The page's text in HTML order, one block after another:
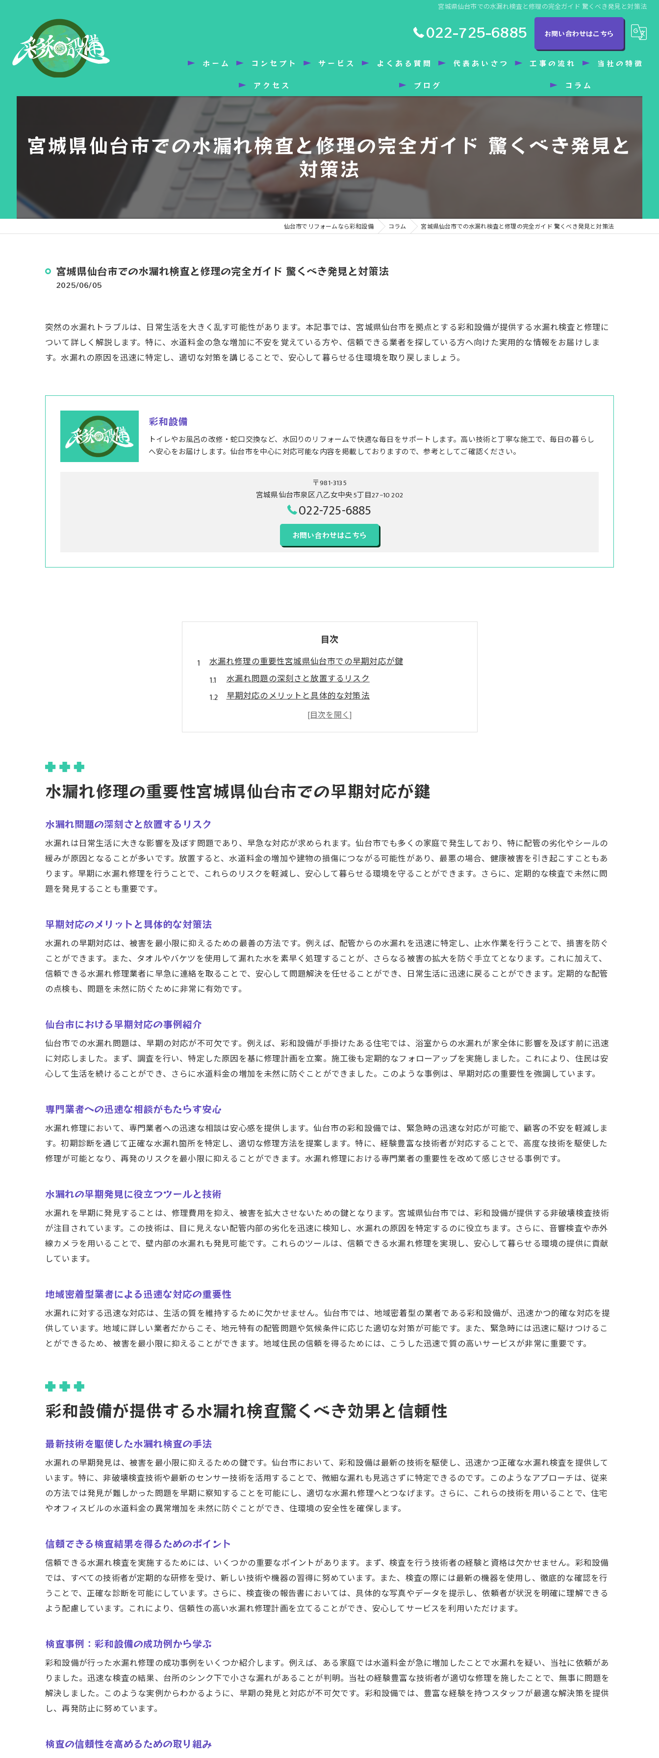
宮城県仙台市での水漏れ検査と修理の完全ガイド 驚くべき発見と対策法
022-725-6885 お問い合わせはこちら
ホーム コンセプト サービス よくある質問 代表あいさつ 工事の流れ 当社の特徴
トイレ
水漏れ
アクセス ブログ コラム
宮城県仙台市での水漏れ検査と修理の完全ガイド 驚くべき発見と
対策法
仙台市でリフォームなら彩和設備 コラム 宮城県仙台市での水漏れ検査と修理の完全ガイド 驚くべき発見と対策法
宮城県仙台市での水漏れ検査と修理の完全ガイド 驚くべき発見と対策法
2025/06/05
突然の水漏れトラブルは、日常生活を大きく乱す可能性があります。本記事では、宮城県仙台市を拠点とする彩和設備が提供する水漏れ検査と修理に
ついて詳しく解説します。特に、水道料金の急な増加に不安を覚えている方や、信頼できる業者を探している方へ向けた実用的な情報をお届けしま
す。水漏れの原因を迅速に特定し、適切な対策を講じることで、安心して暮らせる住環境を取り戻しましょう。
彩和設備
トイレやお風呂の改修・蛇口交換など、水回りのリフォームで快適な毎日をサポートします。高い技術と丁寧な施工で、毎日の暮らし
へ安心をお届けします。仙台市を中心に対応可能な内容を掲載しておりますので、参考としてご確認ください。
〒981-3135
宮城県仙台市泉区八乙女中央5丁目27−10 202
022-725-6885
お問い合わせはこちら
目次
水漏れ修理の重要性宮城県仙台市での早期対応が鍵
水漏れ問題の深刻さと放置するリスク
早期対応のメリットと具体的な対策法
仙台市における早期対応の事例紹介
専門業者への迅速な相談がもたらす安心
彩和設備が提供する水漏れ検査驚くべき効果と信頼性
最新技術を駆使した水漏れ検査の手法
検査の信頼性を高めるための取り組み
お客様の安心感を支える技術とサービス
水漏れチェックに必要な道具と準備
チェックがもたらす予防効果と安心感
気になるポイントを見逃さないコツ
DIY水漏れチェックでの注意点
水道料金の異常増加が示すサイン
水漏れが料金に与える影響とその仕組み
宮城県仙台市での水道料金増加事例
料金トラブルを防ぐための事前対策
仙台市で信頼できる水漏れ修理業者の選び方とポイント
信頼できる業者選びのチェックポイント
業者の技術力を見極める判断基準
アフターサービスと保証内容の確認
地域密着型業者のメリットと選び方
日常点検で見落としがちなポイント
簡単にできる日常点検の手法
家全体のチェックリストを活用する
点検結果を活かした修繕計画の立て方
業者を探す際の注意点
緊急時に備えるための事前登録のすすめ
24時間対応業者の選び方と比較ポイント
水道料金の減免申請を活用するための手続きガイド
水道料金減免申請の基礎知識
減免制度を活用するメリットと制限
相談窓口の利用法とサポート体制
水漏れ修理の重要性宮城県仙台市での早期対応が鍵
水漏れ問題の深刻さと放置するリスク
水漏れは日常生活に大きな影響を及ぼす問題であり、早急な対応が求められます。仙台市でも多くの家庭で発生しており、特に配管の劣化やシールの
緩みが原因となることが多いです。放置すると、水道料金の増加や建物の損傷につながる可能性があり、最悪の場合、健康被害を引き起こすこともあ
ります。早期に水漏れ修理を行うことで、これらのリスクを軽減し、安心して暮らせる環境を守ることができます。さらに、定期的な検査で未然に問
題を発見することも重要です。
早期対応のメリットと具体的な対策法
水漏れの早期対応は、被害を最小限に抑えるための最善の方法です。例えば、配管からの水漏れを迅速に特定し、止水作業を行うことで、損害を防ぐ
ことができます。また、タオルやバケツを使用して漏れた水を素早く処理することが、さらなる被害の拡大を防ぐ手立てとなります。これに加えて、
信頼できる水漏れ修理業者に早急に連絡を取ることで、安心して問題解決を任せることができ、日常生活に迅速に戻ることができます。定期的な配管
の点検も、問題を未然に防ぐために非常に有効です。
仙台市における早期対応の事例紹介
仙台市での水漏れ問題は、早期の対応が不可欠です。例えば、彩和設備が手掛けたある住宅では、浴室からの水漏れが家全体に影響を及ぼす前に迅速
に対応しました。まず、調査を行い、特定した原因を基に修理計画を立案。施工後も定期的なフォローアップを実施しました。これにより、住民は安
心して生活を続けることができ、さらに水道料金の増加を未然に防ぐことができました。このような事例は、早期対応の重要性を強調しています。
専門業者への迅速な相談がもたらす安心
水漏れ修理において、専門業者への迅速な相談は安心感を提供します。仙台市の彩和設備では、緊急時の迅速な対応が可能で、顧客の不安を軽減しま
す。初期診断を通じて正確な水漏れ箇所を特定し、適切な修理方法を提案します。特に、経験豊富な技術者が対応することで、高度な技術を駆使した
修理が可能となり、再発のリスクを最小限に抑えることができます。水漏れ修理における専門業者の重要性を改めて感じさせる事例です。
水漏れの早期発見に役立つツールと技術
水漏れを早期に発見することは、修理費用を抑え、被害を拡大させないための鍵となります。宮城県仙台市では、彩和設備が提供する非破壊検査技術
が注目されています。この技術は、目に見えない配管内部の劣化を迅速に検知し、水漏れの原因を特定するのに役立ちます。さらに、音響検査や赤外
線カメラを用いることで、壁内部の水漏れも発見可能です。これらのツールは、信頼できる水漏れ修理を実現し、安心して暮らせる環境の提供に貢献
しています。
地域密着型業者による迅速な対応の重要性
水漏れに対する迅速な対応は、生活の質を維持するために欠かせません。仙台市では、地域密着型の業者である彩和設備が、迅速かつ的確な対応を提
供しています。地域に詳しい業者だからこそ、地元特有の配管問題や気候条件に応じた適切な対策が可能です。また、緊急時には迅速に駆けつけるこ
とができるため、被害を最小限に抑えることができます。地域住民の信頼を得るためには、こうした迅速で質の高いサービスが非常に重要です。
彩和設備が提供する水漏れ検査驚くべき効果と信頼性
最新技術を駆使した水漏れ検査の手法
水漏れの早期発見は、被害を最小限に抑えるための鍵です。仙台市において、彩和設備は最新の技術を駆使し、迅速かつ正確な水漏れ検査を提供して
います。特に、非破壊検査技術や最新のセンサー技術を活用することで、微細な漏れも見逃さずに特定できるのです。このようなアプローチは、従来
の方法では発見が難しかった問題を早期に察知することを可能にし、適切な水漏れ修理へとつなげます。さらに、これらの技術を用いることで、住宅
やオフィスビルの水道料金の異常増加を未然に防ぐことができ、住環境の安全性を確保します。
信頼できる検査結果を得るためのポイント
信頼できる水漏れ検査を実施するためには、いくつかの重要なポイントがあります。まず、検査を行う技術者の経験と資格は欠かせません。彩和設備
では、すべての技術者が定期的な研修を受け、新しい技術や機器の習得に努めています。また、検査の際には最新の機器を使用し、徹底的な確認を行
うことで、正確な診断を可能にしています。さらに、検査後の報告書においては、具体的な写真やデータを提示し、依頼者が状況を明確に理解できる
よう配慮しています。これにより、信頼性の高い水漏れ修理計画を立てることができ、安心してサービスを利用いただけます。
検査事例：彩和設備の成功例から学ぶ
彩和設備が行った水漏れ修理の成功事例をいくつか紹介します。例えば、ある家庭では水道料金が急に増加したことで水漏れを疑い、当社に依頼があ
りました。迅速な検査の結果、台所のシンク下で小さな漏れがあることが判明。当社の経験豊富な技術者が適切な修理を施したことで、無事に問題を
解決しました。このような実例からわかるように、早期の発見と対応が不可欠です。彩和設備では、豊富な経験を持つスタッフが最適な解決策を提供
し、再発防止に努めています。
検査の信頼性を高めるための取り組み